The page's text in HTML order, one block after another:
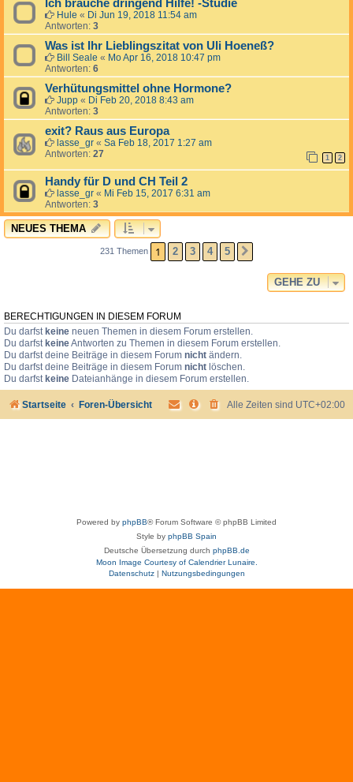
Ich brauche dringend Hilfe! -Studie
Hule « Di Jun 19, 2018 11:54 am
Antworten: 3
Was ist Ihr Lieblingszitat von Uli Hoeneß?
Bill Seale « Mo Apr 16, 2018 10:47 pm
Antworten: 6
Verhütungsmittel ohne Hormone?
Jupp « Di Feb 20, 2018 8:43 am
Antworten: 3
exit? Raus aus Europa
lasse_gr « Sa Feb 18, 2017 1:27 am
Antworten: 27 1 2
Handy für D und CH Teil 2
lasse_gr « Mi Feb 15, 2017 6:31 am
Antworten: 3
NEUES THEMA
231 Themen 1 2 3 4 5
GEHE ZU
BERECHTIGUNGEN IN DIESEM FORUM
Du darfst keine neuen Themen in diesem Forum erstellen.
Du darfst keineAntworten zu Themen in diesem Forum erstellen.
Du darfst deine Beiträge in diesem Forum nicht ändern.
Du darfst deine Beiträge in diesem Forum nicht löschen.
Du darfst keine Dateianhänge in diesem Forum erstellen.
Startseite Foren-Übersicht Alle Zeiten sind UTC+02:00
Powered by phpBB® Forum Software © phpBB Limited
Style by phpBB Spain
Deutsche Übersetzung durch phpBB.de
Moon Image Courtesy of Calendrier Lunaire.
Datenschutz| Nutzungsbedingungen